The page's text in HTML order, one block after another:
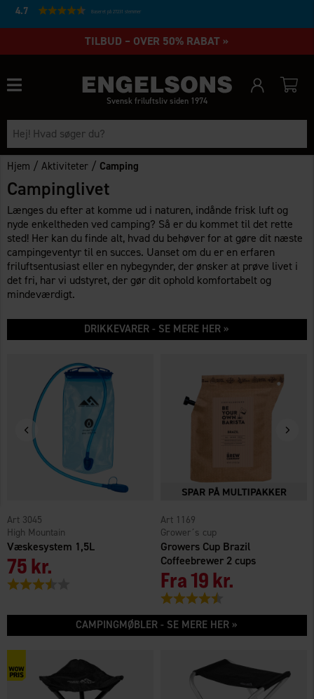
4.7 Baseret på 27231 stemmer
TILBUD – OVER 50% RABAT »
Svensk friluftsliv siden 1974
Hjem /Aktiviteter / Camping
Campinglivet
Længes du efter at komme ud i naturen, indånde frisk luft og
nyde enkeltheden ved camping? Så er du kommet til det rette
sted! Her kan du finde alt, hvad du behøver for at gøre dit næste
campingeventyr til en succes. Uanset om du er en erfaren
friluftsentusiast eller en nybegynder, der ønsker at prøve livet i
det fri, har vi udstyret, der gør dit ophold komfortabelt og
mindeværdigt.
DRIKKEVARER - SE MERE HER »
Væskesystem 1,5L
High Mountain
3045
75 kr.
Vurdering:
Growers Cup Brazil
Coffeebrewer 2 cups
Grower´s cup
1169
Fra19 kr.
Vurdering:
CAMPINGMØBLER - SE MERE HER »